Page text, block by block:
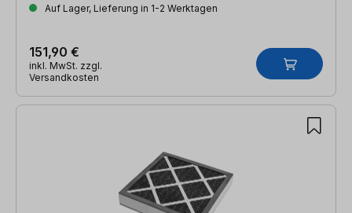
Auf Lager, Lieferung in 1-2 Werktagen
151,90 €
inkl. MwSt. zzgl.
Versandkosten